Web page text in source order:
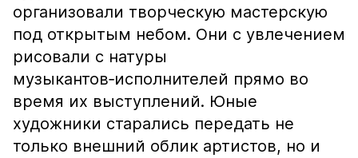
организовали творческую мастерскую
под открытым небом. Они с увлечением
рисовали с натуры
музыкантов‑исполнителей прямо во
время их выступлений. Юные
художники старались передать не
только внешний облик артистов, но и